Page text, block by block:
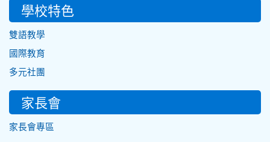
學校特色
雙語教學
國際教育
多元社團
家長會
家長會專區